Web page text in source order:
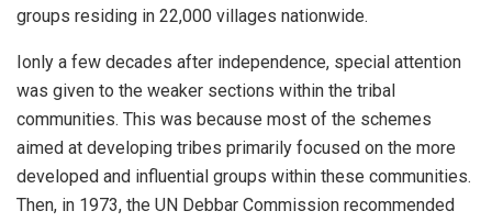
groups residing in 22,000 villages nationwide.
Ionly a few decades after independence, special attention
was given to the weaker sections within the tribal
communities. This was because most of the schemes
aimed at developing tribes primarily focused on the more
developed and influential groups within these communities.
Then, in 1973, the UN Debbar Commission recommended